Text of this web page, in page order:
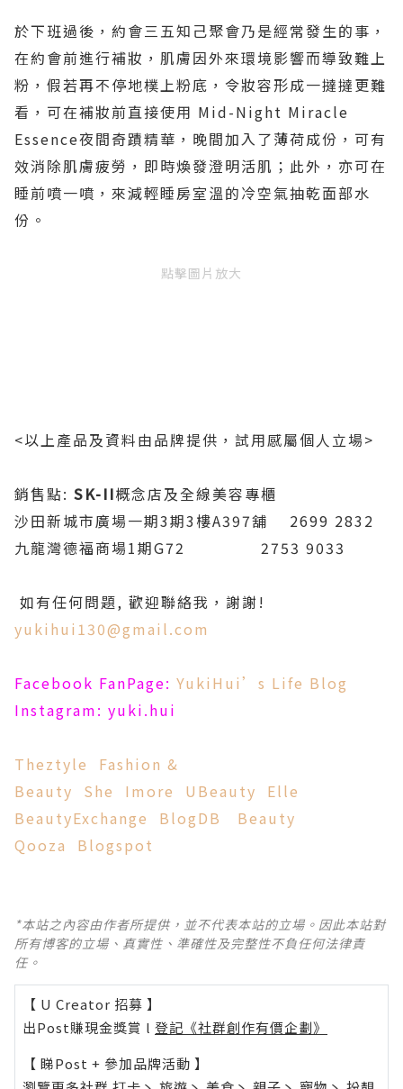
於下班過後，約會三五知己聚會乃是經常發生的事，
在約會前進行補妝，肌膚因外來環境影響而導致難上
粉，假若再不停地樸上粉底，令妝容形成一撻撻更難
看，可在補妝前直接使用 Mid-Night Miracle
Essence夜間奇蹟精華，晚間加入了薄荷成份，可有
效消除肌膚疲勞，即時煥發澄明活肌；此外，亦可在
睡前噴一噴，來減輕睡房室溫的冷空氣抽乾面部水
份。
點擊圖片放大
<以上產品及資料由品牌提供，試用感屬個人立場>
銷售點: SK-II概念店及全線美容專櫃
沙田新城市廣場一期3期3樓A397舖 2699 2832
九龍灣德福商場1期G72 2753 9033
如有任何問題, 歡迎聯絡我，謝謝!
yukihui130@gmail.com
Facebook FanPage: YukiHui’s Life Blog
Instagram: yuki.hui
Theztyle
Fashion &
Beauty
She Imore UBeauty
Elle
BeautyExchange
BlogDB
Beauty
Qooza
Blogspot
*本站之內容由作者所提供，並不代表本站的立場。因此本站對
所有博客的立場、真實性、準確性及完整性不負任何法律責
任。
【 U Creator 招募 】
出Post賺現金獎賞 l 登記《社群創作有價企劃》
【 睇Post + 參加品牌活動 】